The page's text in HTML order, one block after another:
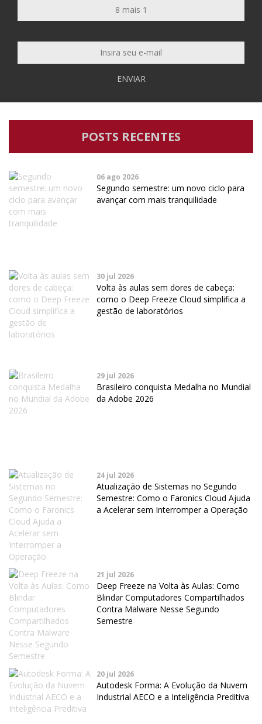
ENVIAR
POSTS RECENTES
06 ago 2026
Segundo semestre: um novo ciclo para
avançar com mais tranquilidade
30 jul 2026
Volta às aulas sem dores de cabeça:
como o Deep Freeze Cloud simplifica a
gestão de laboratórios
29 jul 2026
Brasileiro conquista Medalha no Mundial
da Adobe 2026
24 jul 2026
Atualização de Sistemas no Segundo
Semestre: Como o Faronics Cloud Ajuda
a Acelerar sem Interromper a Operação
21 jul 2026
Deep Freeze na Volta às Aulas: Como
Blindar Computadores Compartilhados
Contra Malware Nesse Segundo
Semestre
20 jul 2026
Autodesk Forma: A Evolução da Nuvem
Industrial AECO e a Inteligência Preditiva